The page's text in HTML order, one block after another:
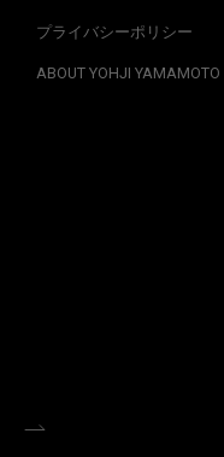
プライバシーポリシー
ABOUT YOHJI YAMAMOTO